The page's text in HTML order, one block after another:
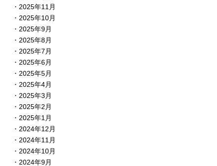
2025年11月
2025年10月
2025年9月
2025年8月
2025年7月
2025年6月
2025年5月
2025年4月
2025年3月
2025年2月
2025年1月
2024年12月
2024年11月
2024年10月
2024年9月